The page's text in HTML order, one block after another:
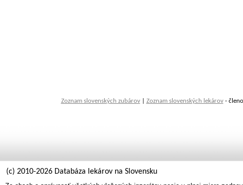
Zoznam slovenských zubárov| Zoznam slovenských lekárov-
(c) 2010-2026 Databáza lekárov na Slovensku